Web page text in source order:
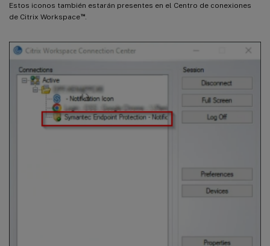
Estos iconos también estarán presentes en el Centro de conexiones
de Citrix Workspace™.